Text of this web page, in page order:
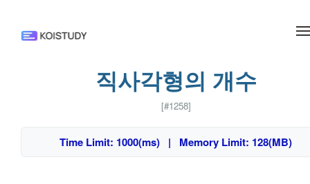
직사각형의 개수
[#1258]
Time Limit: 1000(ms) | Memory Limit: 128(MB)